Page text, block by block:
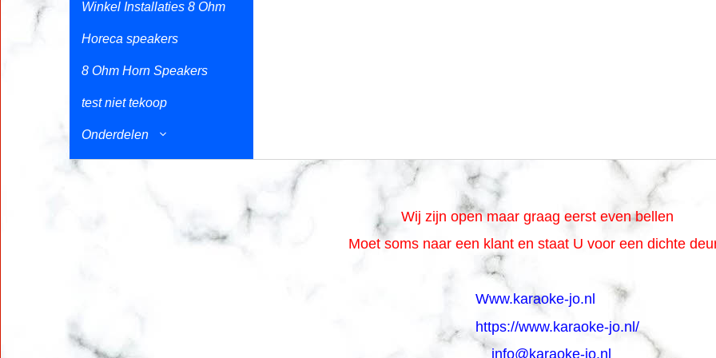
Winkel Installaties 8 Ohm
Horeca speakers
8 Ohm Horn Speakers
test niet tekoop
Onderdelen
Wij zijn open maar graag eerst even bellen
Moet soms naar een klant en staat U voor een dichte
Www.karaoke-jo.nl
https://www.karaoke-jo.nl/
info@karaoke-jo.nl